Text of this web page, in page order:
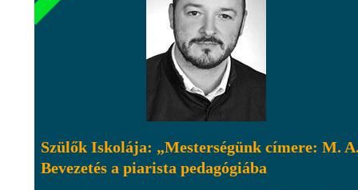
Szülők Iskolája: „Mesterségünk címere: M.
Bevezetés a piarista pedagógiába